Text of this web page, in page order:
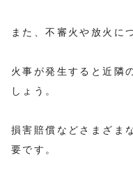
また、不審火や放火に
火事が発生すると近隣
しょう。
損害賠償などさまざま
要です。